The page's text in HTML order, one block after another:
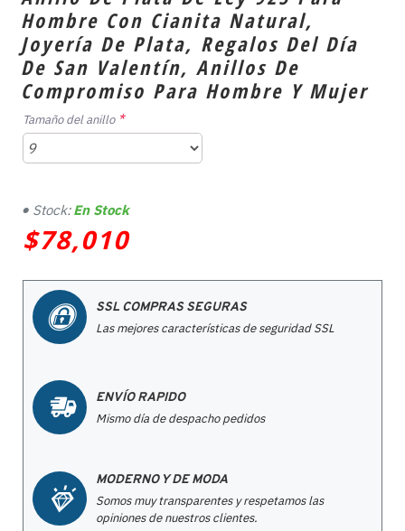
Hombre Con Cianita Natural,
Joyería De Plata, Regalos Del Día
De San Valentín, Anillos De
Compromiso Para Hombre Y Mujer
$78,010
Stock: En Stock
Tamaño del anillo
SSL COMPRAS SEGURAS
Las mejores características de seguridad SSL
ENVÍO RAPIDO
Mismo día de despacho pedidos
MODERNO Y DE MODA
Somos muy transparentes y respetamos las
opiniones de nuestros clientes.